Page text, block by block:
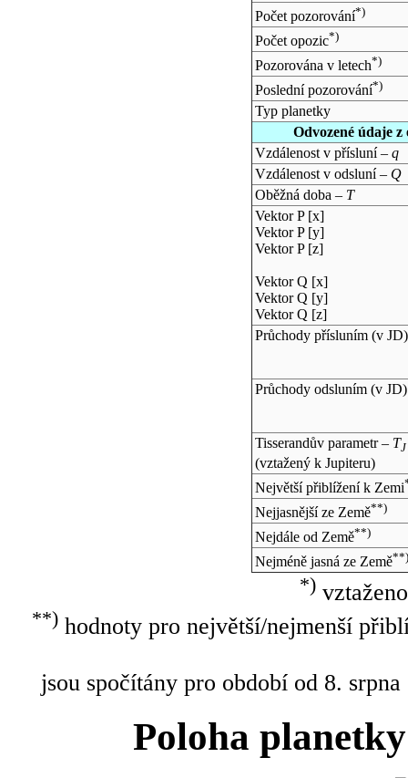
Počet pozorování*)
Počet opozic*)
Pozorována v letech*)
Poslední pozorování*)
Typ planetky
Odvozené údaje
Vzdálenost v přísluní – q
Vzdálenost v odsluní – Q
Oběžná doba – T
Vektor P [x]
Vektor P [y]
Vektor P [z]
Vektor Q [x]
Vektor Q [y]
Vektor Q [z]
Průchody přísluním (v JD)
Průchody odsluním (v JD)
Tisserandův parametr – TJ
(vztažený k Jupiteru)
Největší přiblížení k Zemi
Nejjasnější ze Země**)
Nejdále od Země**)
Nejméně jasná ze Země**)
*)
**)hodnoty pro největší/nejmenší
jsou spočítány pro období od 8.
Poloha